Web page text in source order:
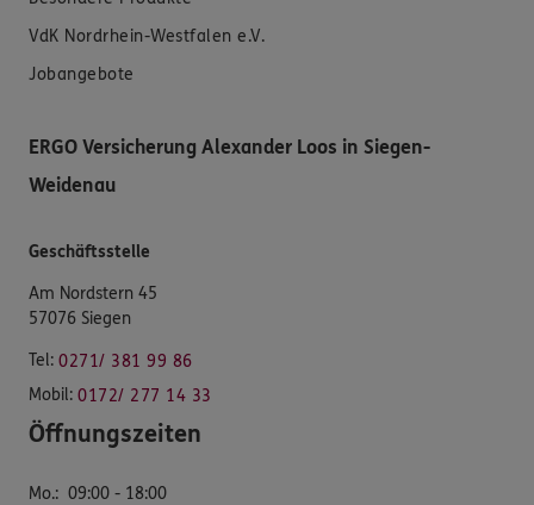
VdK Nordrhein-Westfalen e.V.
Jobangebote
ERGO Versicherung Alexander Loos in Siegen-
Weidenau
Geschäftsstelle
Am Nordstern 45
57076 Siegen
Tel: 0271/ 381 99 86
Mobil: 0172/ 277 14 33
Öffnungszeiten
Mo.: 09:00 - 18:00